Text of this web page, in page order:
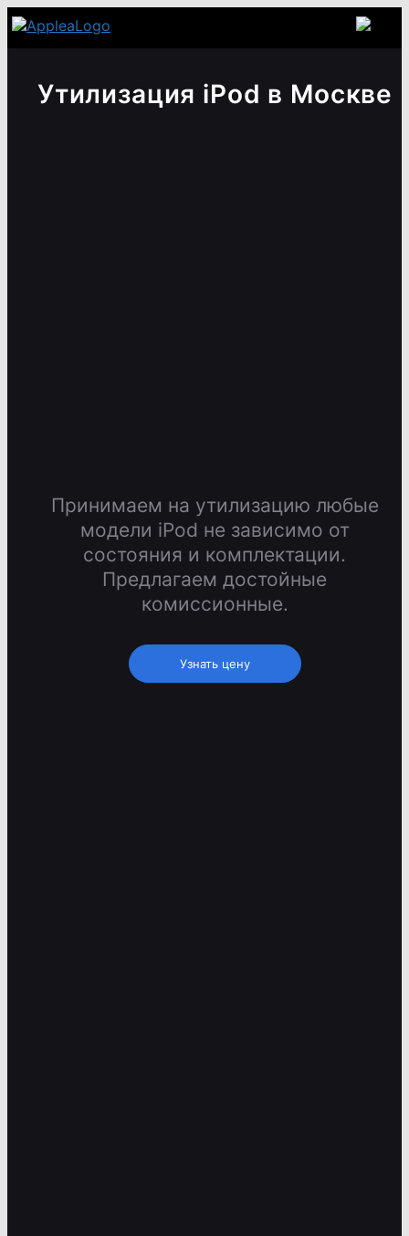
Утилизация iPod в Москве
Принимаем на утилизацию любые
модели iPod не зависимо от
состояния и комплектации.
Предлагаем достойные
комиссионные.
Узнать цену